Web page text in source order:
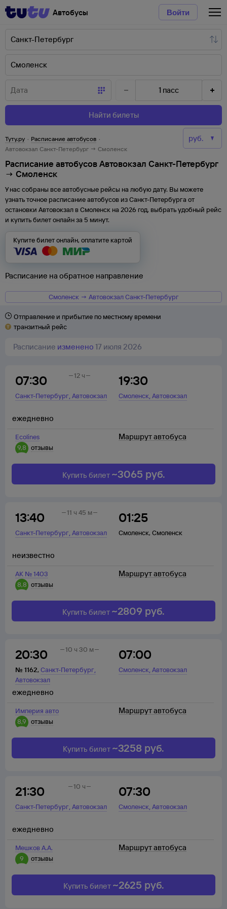
Автобусы Войти
1 пасс
Найти билеты
Туту.ру · Расписание автобусов ·
Автовокзал Санкт-Петербург → Смоленск
Расписание автобусов Автовокзал Санкт-Петербург
→ Смоленск
У нас собраны все автобусные рейсы на любую дату. Вы можете
узнать точное расписание автобусов изСанкт-Петербурга от
остановки Автовокзал в Смоленск на 2026 год, выбрать удобный рейс
и купить билет онлайн за 5 минут.
Купите билет онлайн, оплатите картой
Расписание на обратное направление
Смоленск → Автовокзал Санкт-Петербург
Отправление и прибытие по местному времени
транзитный рейс
Расписание изменено 17 июля 2026
07:30
Санкт-Петербург,Автовокзал
19:30
Смоленск,Автовокзал
12 ч
Ecolines
9,8
отзывы
ежедневно
Маршрут автобуса
Купить билет ~3065 руб.
13:40
Санкт-Петербург,Автовокзал
01:25
Смоленск, Смоленск
11 ч 45 м
АК № 1403
8,8 отзывы
неизвестно
Маршрут автобуса
Купить билет ~2809 руб.
20:30
№ 1162, Санкт-Петербург,
Автовокзал
07:00
Смоленск,Автовокзал
10 ч 30 м
Империя авто
8,9
отзывы
ежедневно
Маршрут автобуса
Купить билет ~3258 руб.
21:30
Санкт-Петербург,Автовокзал
07:30
Смоленск,Автовокзал
10 ч
Мешков А.А.
9
отзывы
ежедневно
Маршрут автобуса
Купить билет ~2625 руб.